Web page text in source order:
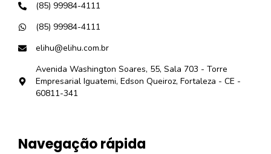
(85) 99984-4111
(85) 99984-4111
elihu@elihu.com.br
Avenida Washington Soares, 55, Sala 703 - Torre
Empresarial Iguatemi, Edson Queiroz, Fortaleza - CE -
60811-341
Navegação rápida